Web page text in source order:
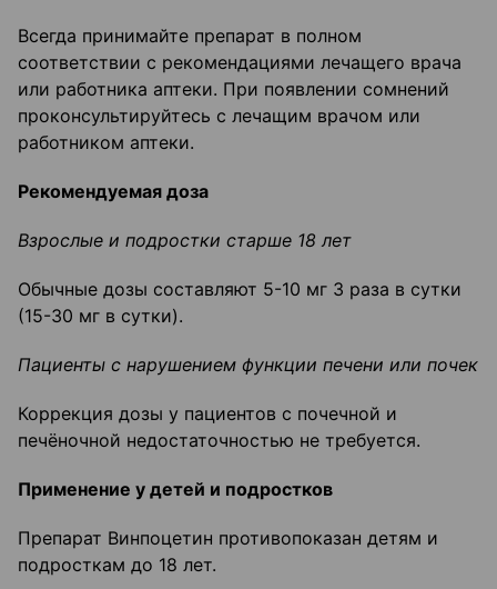
Всегда принимайте препарат в полном
соответствии с рекомендациями лечащего врача
или работника аптеки. При появлении сомнений
проконсультируйтесь с лечащим врачом или
работником аптеки.
Рекомендуемая доза
Взрослые и подростки старше 18 лет
Обычные дозы составляют 5-10 мг 3 раза в сутки
(15-30 мг в сутки).
Пациенты с нарушением функции печени или почек
Коррекция дозы у пациентов с почечной и
печёночной недостаточностью не требуется.
Применение у детей и подростков
Препарат Винпоцетин противопоказан детям и
подросткам до 18 лет.